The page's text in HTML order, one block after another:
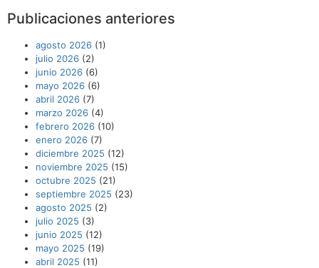
Publicaciones anteriores
agosto 2026 (1)
julio 2026 (2)
junio 2026 (6)
mayo 2026 (6)
abril 2026 (7)
marzo 2026 (4)
febrero 2026 (10)
enero 2026 (7)
diciembre 2025 (12)
noviembre 2025 (15)
octubre 2025 (21)
septiembre 2025 (23)
agosto 2025 (2)
julio 2025 (3)
junio 2025 (12)
mayo 2025 (19)
abril 2025 (11)